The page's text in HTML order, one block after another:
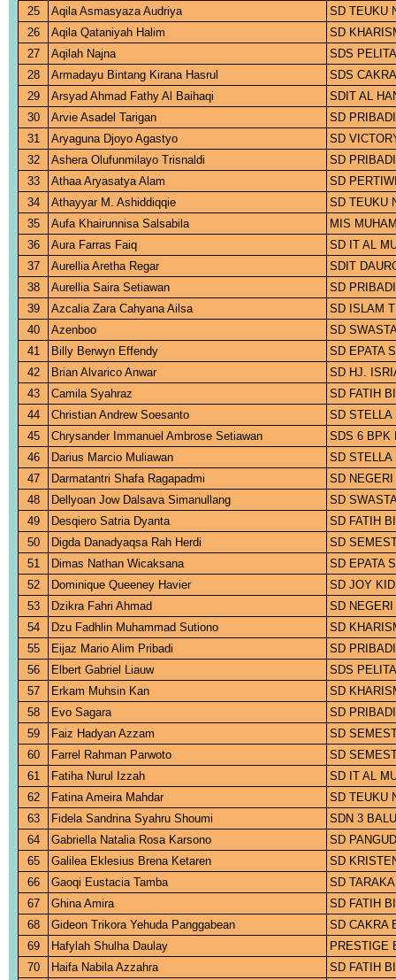
25
Aqila Asmasyaza Audriya
SD TEUKU
26
Aqila Qataniyah Halim
SD
27
Aqilah Najna
SDS PELITA
28
Armadayu Bintang Kirana Hasrul
SDS
29
Arsyad Ahmad Fathy Al Baihaqi
SDIT AL
30
Arvie Asadel Tarigan
SD PRIBADI
31
Aryaguna Djoyo Agastyo
SD
32
Ashera Olufunmilayo Trisnaldi
SD PRIBADI
33
Athaa Aryasatya Alam
SD
34
Athayyar M. Ashiddiqqie
SD TEUKU
35
Aufa Khairunnisa Salsabila
MIS
36
Aura Farras Faiq
SD IT AL
37
Aurellia Aretha Regar
SDIT
38
Aurellia Saira Setiawan
SD PRIBADI
39
Azcalia Zara Cahyana Ailsa
SD ISLAM
40
Azenboo
SD
41
Billy Berwyn Effendy
SD EPATA
42
Brian Alvarico Anwar
SD HJ.
43
Camila Syahraz
SD FATIH
44
Christian Andrew Soesanto
SD STELLA
45
Chrysander Immanuel Ambrose Setiawan
SDS 6 BPK
46
Darius Marcio Muliawan
SD STELLA
47
Darmatantri Shafa Ragapadmi
SD
48
Dellyoan Jow Dalsava Simanullang
SD
49
Desqiero Satria Dyanta
SD FATIH
50
Digda Danadyaqsa Rah Herdi
SD
51
Dimas Nathan Wicaksana
SD EPATA
52
Dominique Queeney Havier
SD JOY
53
Dzikra Fahri Ahmad
SD
54
Dzu Fadhlin Muhammad Sutiono
SD
55
Eijaz Mario Alim Pribadi
SD PRIBADI
56
Elbert Gabriel Liauw
SDS
57
Erkam Muhsin Kan
SD
58
Evo Sagara
SD PRIBADI
59
Faiz Hadyan Azzam
SD
60
Farrel Rahman Parwoto
SD
61
Fatiha Nurul Izzah
SD IT AL
62
Fatina Ameira Mahdar
SD TEUKU
63
Fidela Sandrina Syahru Shoumi
SDN 3
64
Gabriella Natalia Rosa Karsono
SD
65
Galilea Eklesius Brena Ketaren
SD
66
Gaoqi Eustacia Tamba
SD
67
Ghina Amira
SD FATIH
68
Gideon Trikora Yehuda Panggabean
SD CAKRA
69
Hafylah Shulha Daulay
PRESTIGE
70
Haifa Nabila Azzahra SD FATIH